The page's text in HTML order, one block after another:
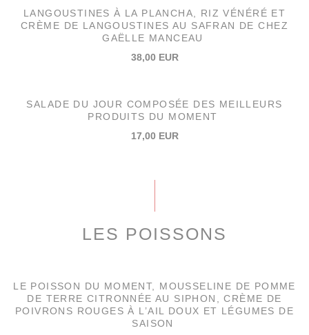
LANGOUSTINES À LA PLANCHA, RIZ VÉNÉRÉ ET
CRÈME DE LANGOUSTINES AU SAFRAN DE CHEZ
GAËLLE MANCEAU
38,00 EUR
SALADE DU JOUR COMPOSÉE DES MEILLEURS
PRODUITS DU MOMENT
17,00 EUR
LES POISSONS
LE POISSON DU MOMENT, MOUSSELINE DE POMME
DE TERRE CITRONNÉE AU SIPHON, CRÈME DE
POIVRONS ROUGES À L’AIL DOUX ET LÉGUMES DE
SAISON